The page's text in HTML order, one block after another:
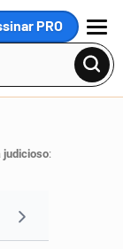
PRO
MENU
judicioso: